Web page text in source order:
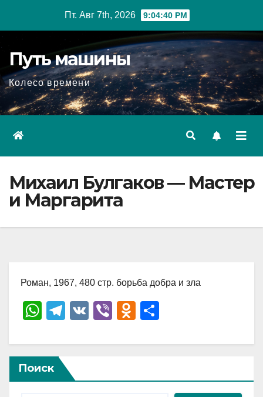
Пт. Авг 7th, 2026 9:04:41 PM
Путь машины
Колесо времени
Михаил Булгаков — Мастер
и Маргарита
Роман, 1967, 480 стр. борьба добра и зла
W
at
s
A
T
e
gr
a
V
Vi
er
O
n
kl
р
в
Поиск